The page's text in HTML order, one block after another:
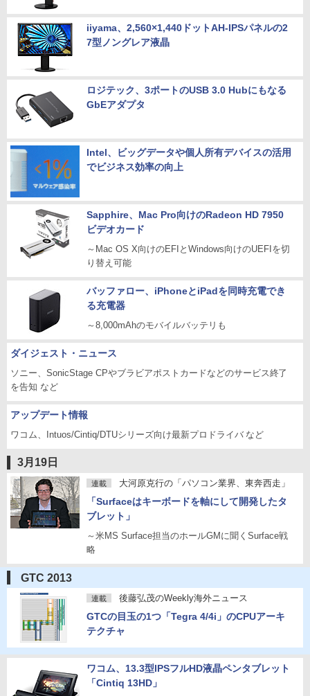
iiyama、2,560×1,440ドットAH-IPSパネルの2
7型ノングレア液晶
ロジテック、3ポートのUSB 3.0 Hubにもなる
GbEアダプタ
Intel、ビッグデータや個人所有デバイスの活用
でビジネス効率の向上
Sapphire、Mac Pro向けのRadeon HD 7950
ビデオカード
～Mac OS X向けのEFIとWindows向けのUEFIを切
り替え可能
バッファロー、iPhoneとiPadを同時充電でき
る充電器
～8,000mAhのモバイルバッテリも
ダイジェスト・ニュース
ソニー、SonicStage CPやブラビアポストカードなどのサービス終了
を告知 など
アップデート情報
ワコム、Intuos/Cintiq/DTUシリーズ向け最新プロドライバ など
3月19日
連載 大河原克行の「パソコン業界、東奔西走」
「Surfaceはキーボードを軸にして開発したタ
ブレット」
～米MS Surface担当のホールGMに聞くSurface戦
略
GTC 2013
連載 後藤弘茂のWeekly海外ニュース
GTCの目玉の1つ「Tegra 4/4i」のCPUアーキ
テクチャ
ワコム、13.3型IPSフルHD液晶ペンタブレット
「Cintiq 13HD」